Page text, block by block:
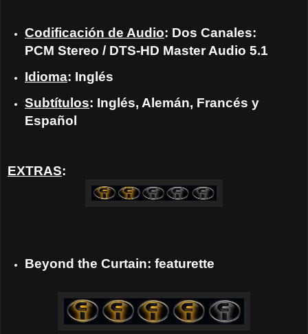
Codificación de Audio: Dos Canales:
PCM Stereo / DTS-HD Master Audio 5.1
Idioma: Inglés
Subtítulos: Inglés, Alemán, Francés y
Español
EXTRAS:
Beyond the Curtain: featurette